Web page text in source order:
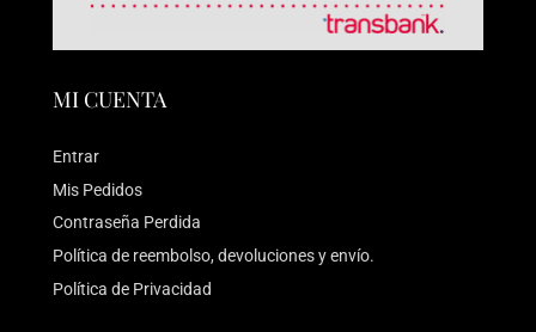
MI CUENTA
Entrar
Mis Pedidos
Contraseña Perdida
Política de reembolso, devoluciones y envío.
Política de Privacidad